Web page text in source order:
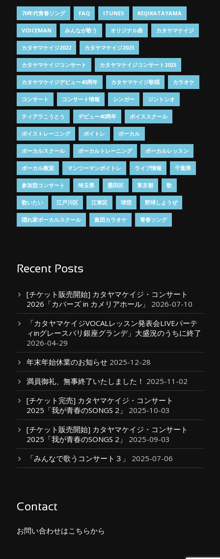
70年代青春ソング FAQ ITUNES KEIJIKATAYAMA
VOICEMAN みんなが歌う オリジナル曲 カタヤマケイジ
カタヤマケイジ2022 カタヤマケイジ2023
カタヤマケイジコンサート カタヤマケイジコンサート2023
カタヤマケイジデビュー40周年 カタヤマケイジ歌唱 カラオケ
コンサート コンサート情報 シンガー ジントシオ
ティアラこうとう デビュー40周年 ボイススクール
ボイストレーニング ボイトレ ボーカル
ボーカルスクール ボーカルトレーニング ボーカルレッスン
ボーカル教室 マンツーマンボイトレ ライブ情報 千葉県
参加型コンサート 埼玉県 墨田区 東京都 歌
歌いたい 江戸川区 江東区 球団 野球しようぜ
隠れ家ボーカルスクール 集団カラオケ 青春ソング
Recent Posts
[チケット販売開始] カタヤマケイジ・コンサート
2026「カバーズ in カメリアホール」
2026-07-10
「カタヤマケイジVOCALレッスン発表会LIVEパーテ
ィinグレースバリ銀座グランデ」大盛況のうちに終了
2026-04-29
年末年始休業のお知らせ 2025-12-28
満員御礼、無事終了いたしました！ 2025-11-02
[チケット完売] カタヤマケイジ・コンサート
2025「我が青春のSONGS 2」
2025-10-03
[チケット販売開始] カタヤマケイジ・コンサート
2025「我が青春のSONGS 2」
2025-09-03
「みんなで歌うコンサート３」
2025-07-06
Contact
お問い合わせはこちらから